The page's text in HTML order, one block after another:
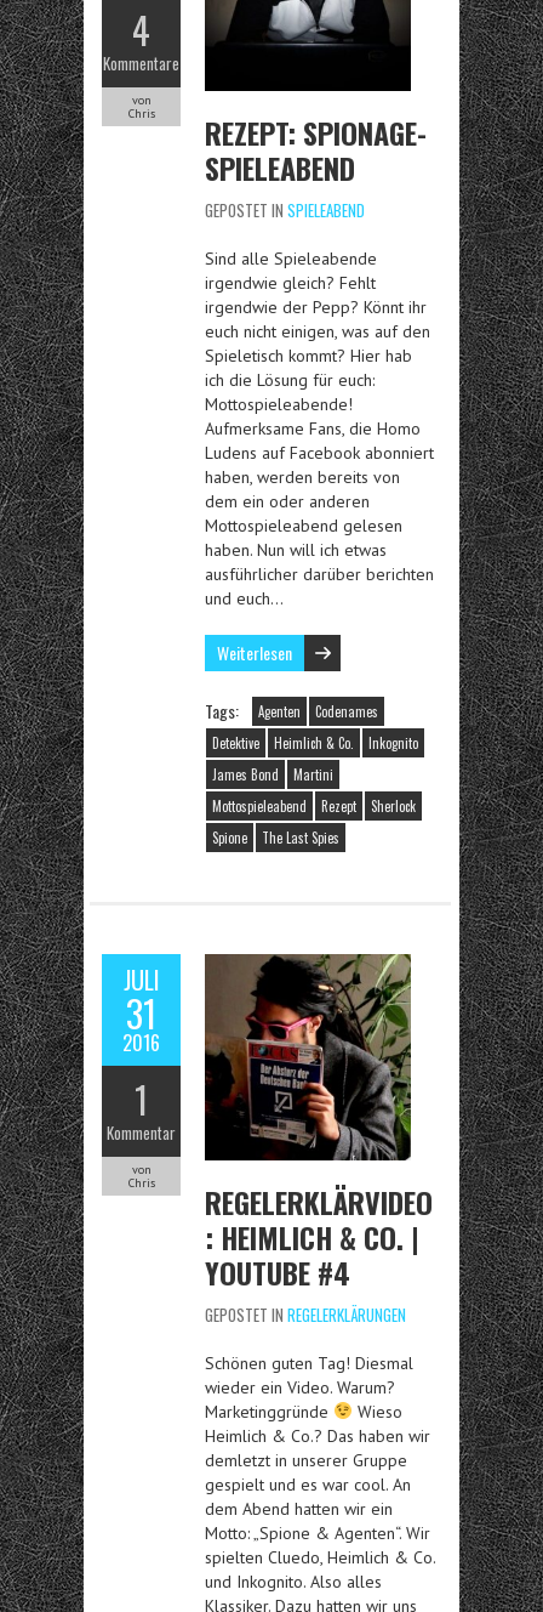
4
Kommentare
von
Chris
REZEPT: SPIONAGE-
SPIELEABEND
GEPOSTET IN SPIELEABEND
Sind alle Spieleabende
irgendwie gleich? Fehlt
irgendwie der Pepp? Könnt ihr
euch nicht einigen, was auf den
Spieletisch kommt? Hier hab
ich die Lösung für euch:
Mottospieleabende!
Aufmerksame Fans, die Homo
Ludens auf Facebook abonniert
haben, werden bereits von
dem ein oder anderen
Mottospieleabend gelesen
haben. Nun will ich etwas
ausführlicher darüber berichten
und euch…
Weiterlesen
Tags: Agenten
Codenames
Detektive
Heimlich & Co.
Inkognito
James Bond
Martini
Mottospieleabend
Rezept
Sherlock
Spione
The Last Spies
JULI
31
2016
1
Kommentar
von
Chris
REGELERKLÄRVIDEO
: HEIMLICH & CO. |
YOUTUBE #4
GEPOSTET IN REGELERKLÄRUNGEN
Schönen guten Tag! Diesmal
wieder ein Video. Warum?
Marketinggründe
Wieso
Heimlich & Co.? Das haben wir
demletzt in unserer Gruppe
gespielt und es war cool. An
dem Abend hatten wir ein
Motto: „Spione & Agenten“. Wir
spielten Cluedo, Heimlich & Co.
und Inkognito. Also alles
Klassiker. Dazu hatten wir uns